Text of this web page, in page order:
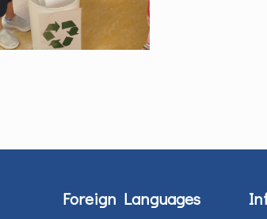
Foreign Languages